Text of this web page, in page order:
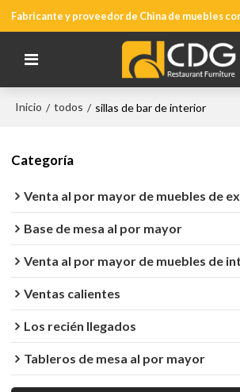
Fabricante y proveedor de China de muebles
Inicio / todos / sillas de bar de interior
Categoría
Venta al por mayor de muebles de
Base de mesa al por mayor
Venta al por mayor de muebles de
Ventas calientes
Los recién llegados
Tableros de mesa al por mayor